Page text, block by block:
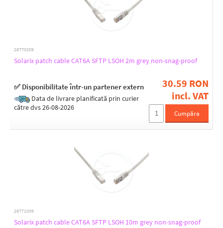
28770209
Solarix patch cable CAT6A SFTP LSOH 2m grey non-snag-proof
✅ Disponibilitate într-un partener extern
Data de livrare planificată prin curier
către dvs 26-08-2026
30.59 RON
incl. VAT
Cumpăra
28771009
Solarix patch cable CAT6A SFTP LSOH 10m grey non-snag-proof